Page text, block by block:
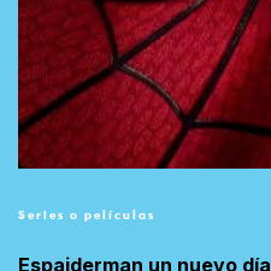
Series o películas
Espaiderman un nuevo día